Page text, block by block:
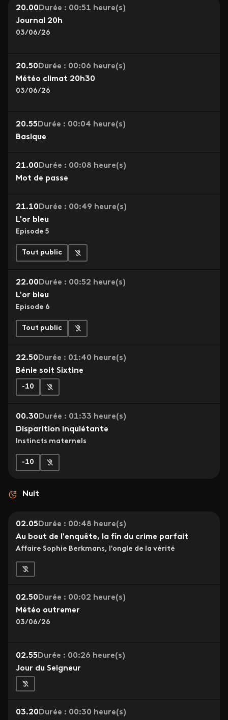
20.00 Durée : 00:51 heure(s)
Journal 20h
03/06/26
20.50 Durée : 00:06 heure(s)
Météo climat 20h30
03/06/26
20.55 Durée : 00:04 heure(s)
Basique
21.00 Durée : 00:08 heure(s)
Mot de passe
21.10 Durée : 00:49 heure(s)
L'or bleu
Episode 5
Tout public
22.00 Durée : 00:52 heure(s)
L'or bleu
Episode 6
Tout public
22.50 Durée : 01:40 heure(s)
Bénie soit Sixtine
-10
00.30 Durée : 01:33 heure(s)
Disparition inquiétante
Instincts maternels
-10
Nuit
02.05 Durée : 00:48 heure(s)
Au bout de l'enquête, la fin du crime parfait
Affaire Sophie Berkmans, l'ongle de la vérité
02.50 Durée : 00:02 heure(s)
Météo outremer
03/06/26
02.55 Durée : 00:26 heure(s)
Jour du Seigneur
03.20 Durée : 00:30 heure(s)